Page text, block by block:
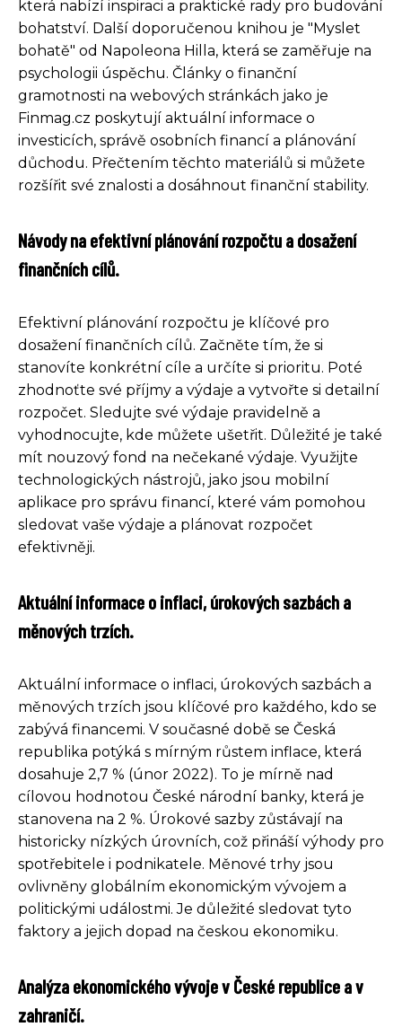
která nabízí inspiraci a praktické rady pro budování
bohatství. Další doporučenou knihou je "Myslet
bohatě" od Napoleona Hilla, která se zaměřuje na
psychologii úspěchu. Články o finanční
gramotnosti na webových stránkách jako je
Finmag.cz poskytují aktuální informace o
investicích, správě osobních financí a plánování
důchodu. Přečtením těchto materiálů si můžete
rozšířit své znalosti a dosáhnout finanční stability.
Návody na efektivní plánování rozpočtu a dosažení
finančních cílů.
Efektivní plánování rozpočtu je klíčové pro
dosažení finančních cílů. Začněte tím, že si
stanovíte konkrétní cíle a určíte si prioritu. Poté
zhodnoťte své příjmy a výdaje a vytvořte si detailní
rozpočet. Sledujte své výdaje pravidelně a
vyhodnocujte, kde můžete ušetřit. Důležité je také
mít nouzový fond na nečekané výdaje. Využijte
technologických nástrojů, jako jsou mobilní
aplikace pro správu financí, které vám pomohou
sledovat vaše výdaje a plánovat rozpočet
efektivněji.
Aktuální informace o inflaci, úrokových sazbách a
měnových trzích.
Aktuální informace o inflaci, úrokových sazbách a
měnových trzích jsou klíčové pro každého, kdo se
zabývá financemi. V současné době se Česká
republika potýká s mírným růstem inflace, která
dosahuje 2,7 % (únor 2022). To je mírně nad
cílovou hodnotou České národní banky, která je
stanovena na 2 %. Úrokové sazby zůstávají na
historicky nízkých úrovních, což přináší výhody pro
spotřebitele i podnikatele. Měnové trhy jsou
ovlivněny globálním ekonomickým vývojem a
politickými událostmi. Je důležité sledovat tyto
faktory a jejich dopad na českou ekonomiku.
Analýza ekonomického vývoje v České republice a v
zahraničí.